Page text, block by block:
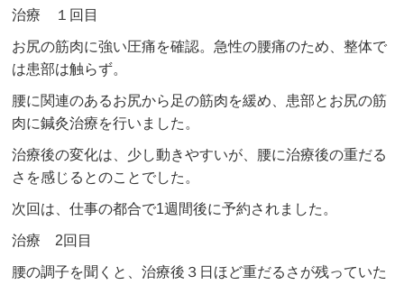
治療 １回目
お尻の筋肉に強い圧痛を確認。急性の腰痛のため、整体で
は患部は触らず。
腰に関連のあるお尻から足の筋肉を緩め、患部とお尻の筋
肉に鍼灸治療を行いました。
治療後の変化は、少し動きやすいが、腰に治療後の重だる
さを感じるとのことでした。
次回は、仕事の都合で1週間後に予約されました。
治療 2回目
腰の調子を聞くと、治療後３日ほど重だるさが残っていた